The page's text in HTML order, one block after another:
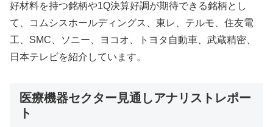
好材料を持つ銘柄や1Q決算好調が期待できる銘柄とし
て、コムシスホールディングス、東レ、テルモ、住友電
工、SMC、ソニー、ヨコオ、トヨタ自動車、武蔵精密、
日本テレビを紹介しています。
医療機器セクター見通しアナリストレポー
ト